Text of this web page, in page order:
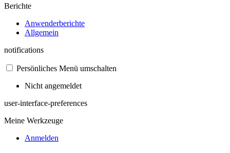
Berichte
Anwenderberichte
Allgemein
notifications
Persönliches Menü umschalten
Nicht angemeldet
user-interface-preferences
Meine Werkzeuge
Anmelden